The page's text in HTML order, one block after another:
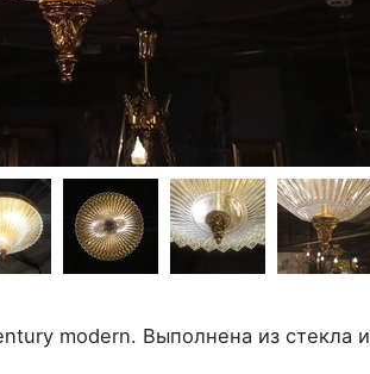
modern. Выполнена из стекла и